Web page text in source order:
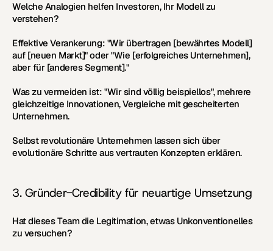
Welche Analogien helfen Investoren, Ihr Modell zu
verstehen?
Effektive Verankerung: "Wir übertragen [bewährtes Modell]
auf [neuen Markt]" oder "Wie [erfolgreiches Unternehmen],
aber für [anderes Segment]."
Was zu vermeiden ist: "Wir sind völlig beispiellos", mehrere
gleichzeitige Innovationen, Vergleiche mit gescheiterten
Unternehmen.
Selbst revolutionäre Unternehmen lassen sich über
evolutionäre Schritte aus vertrauten Konzepten erklären.
3. Gründer-Credibility für neuartige Umsetzung
Hat dieses Team die Legitimation, etwas Unkonventionelles
zu versuchen?